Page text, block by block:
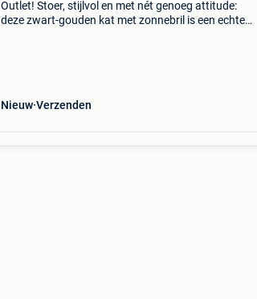
Outlet! Stoer, stijlvol en met nét genoeg attitude:
deze zwart-gouden kat met zonnebril is een echte
Nieuw Verzenden